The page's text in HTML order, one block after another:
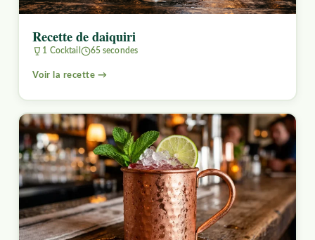
Recette de daiquiri
1 Cocktail 65 secondes
Voir la recette →